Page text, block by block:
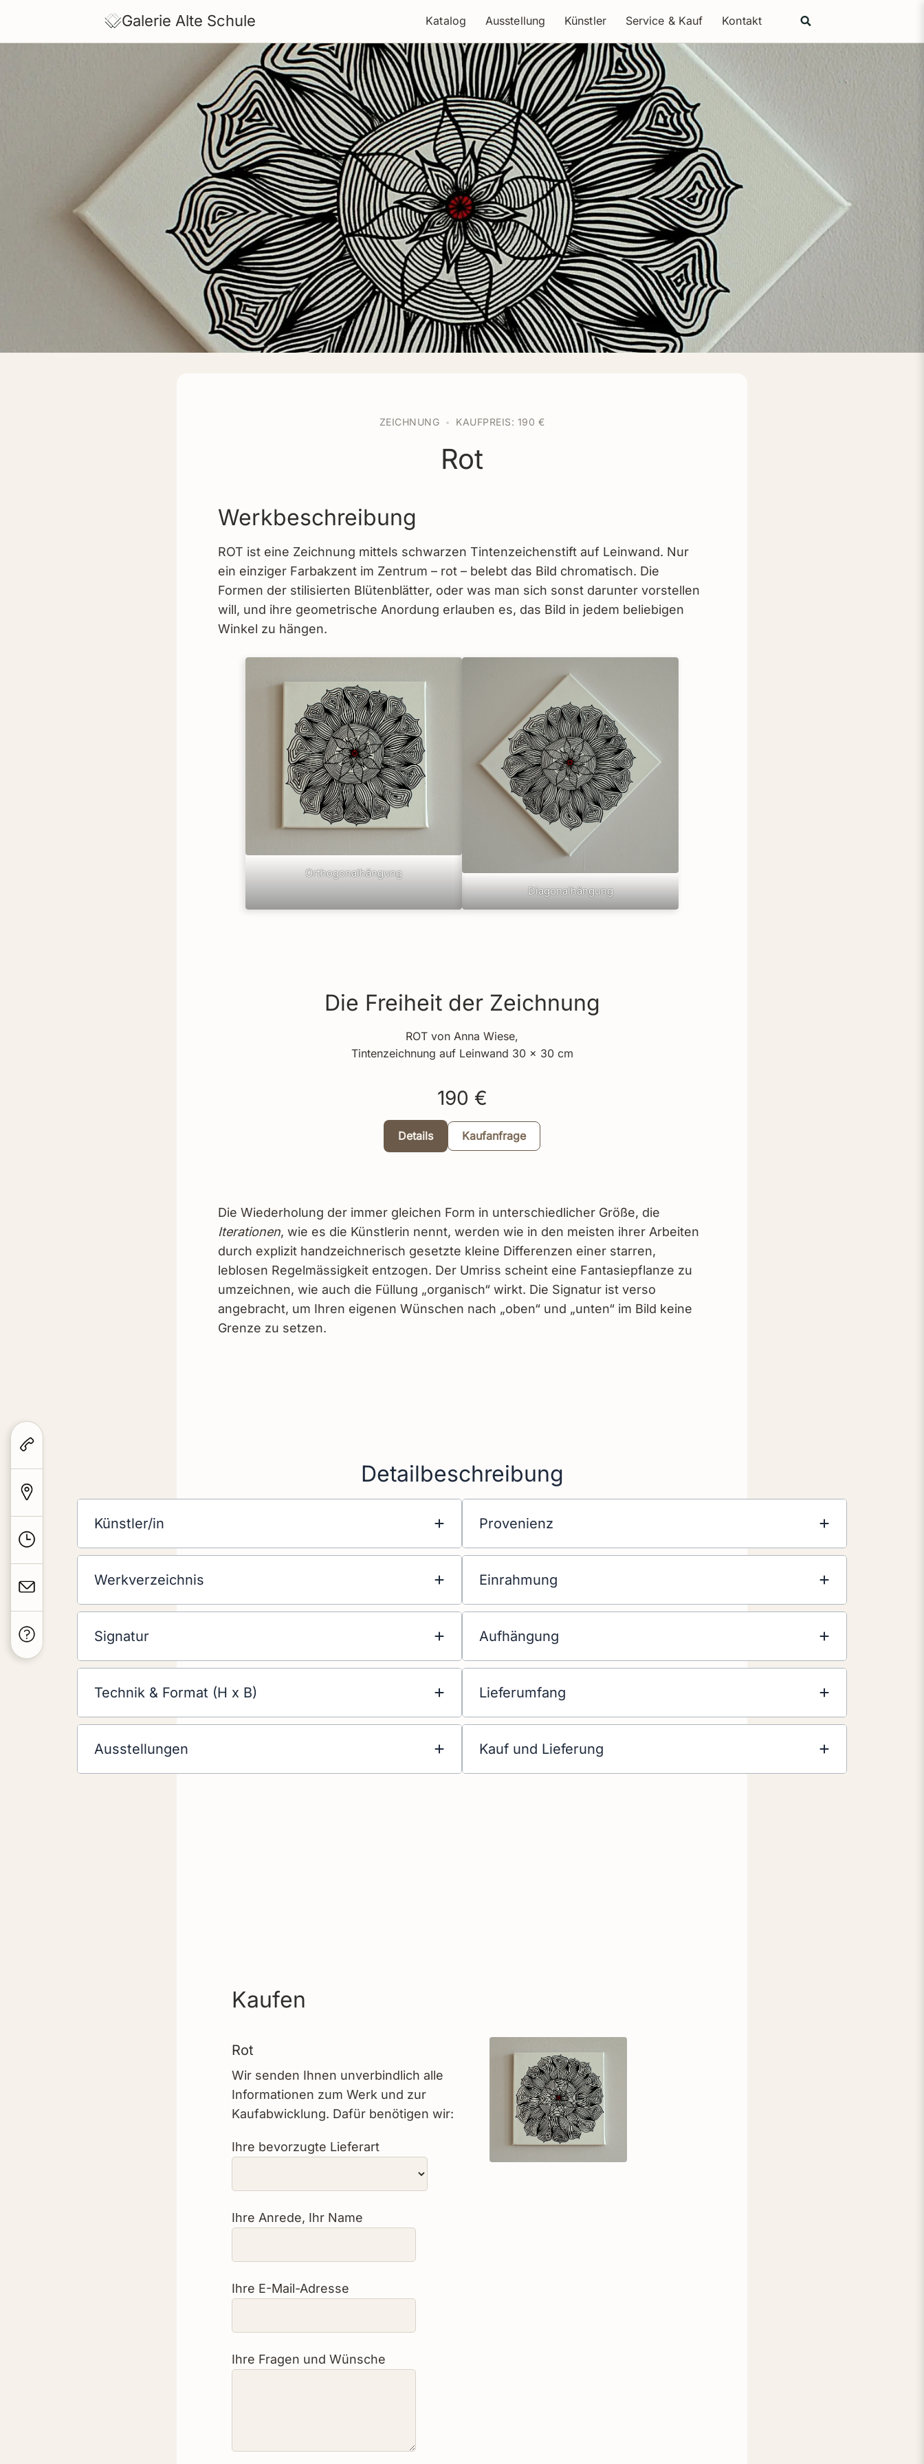
content
Galerie Alte Schule Katalog Ausstellung Künstler Service & Kauf Kontakt
ZEICHNUNG KAUFPREIS: 190 €
Rot
Werkbeschreibung
ROT ist eine Zeichnung mittels schwarzen Tintenzeichenstift auf Leinwand. Nur
ein einziger Farbakzent im Zentrum – rot – belebt das Bild chromatisch. Die
Formen der stilisierten Blütenblätter, oder was man sich sonst darunter vorstellen
will, und ihre geometrische Anordung erlauben es, das Bild in jedem beliebigen
Winkel zu hängen.
Orthogonalhängung
Diagonalhängung
Die Freiheit der Zeichnung
ROT von Anna Wiese,
Tintenzeichnung auf Leinwand 30 x 30 cm
190 €
Details Kaufanfrage
Die Wiederholung der immer gleichen Form in unterschiedlicher Größe, die
Iterationen, wie es die Künstlerin nennt, werden wie in den meisten ihrer Arbeiten
durch explizit handzeichnerisch gesetzte kleine Differenzen einer starren,
leblosen Regelmässigkeit entzogen. Der Umriss scheint eine Fantasiepflanze zu
umzeichnen, wie auch die Füllung „organisch“ wirkt. Die Signatur ist verso
angebracht, um Ihren eigenen Wünschen nach „oben“ und „unten“ im Bild keine
Grenze zu setzen.
Detailbeschreibung
Künstler/in
Werkverzeichnis
Signatur
Technik & Format (H x B)
Ausstellungen
Provenienz
Einrahmung
Aufhängung
Lieferumfang
Kauf und Lieferung
Kaufen
Rot
Wir senden Ihnen unverbindlich alle
Informationen zum Werk und zur
Kaufabwicklung. Dafür benötigen wir:
Ihre bevorzugte Lieferart
Ihre Anrede, Ihr Name
Ihre E-Mail-Adresse
Ihre Fragen und Wünsche